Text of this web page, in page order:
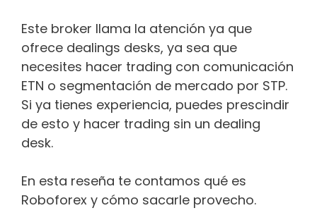
Este broker llama la atención ya que
ofrece dealings desks, ya sea que
necesites hacer trading con comunicación
ETN o segmentación de mercado por STP.
Si ya tienes experiencia, puedes prescindir
de esto y hacer trading sin un dealing
desk.
En esta reseña te contamos qué es
Roboforex y cómo sacarle provecho.